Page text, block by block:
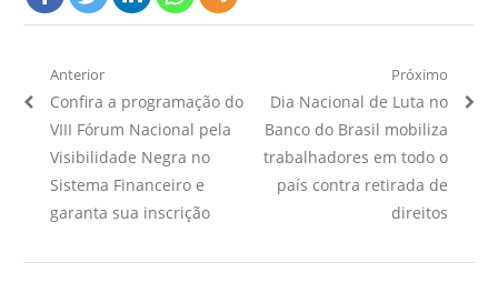
Navegação
de
Post
Anterior
Artigo
Anterior:
Confira a programação do
VIII Fórum Nacional pela
Visibilidade Negra no
Sistema Financeiro e
garanta sua inscrição
Próximo
Próximo
Artigo:
Dia Nacional de Luta no
Banco do Brasil mobiliza
trabalhadores em todo o
país contra retirada de
direitos